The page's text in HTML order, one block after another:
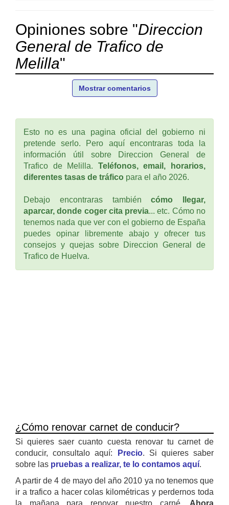
Opiniones sobre "Direccion
General de Trafico de
Melilla"
Mostrar comentarios
Esto no es una pagina oficial del gobierno ni
pretende serlo. Pero aquí encontraras toda la
información útil sobre Direccion General de
Trafico de Melilla. Teléfonos, email, horarios,
diferentes tasas de tráfico para el año 2026.
Debajo encontraras tambiéncómo llegar,
aparcar, donde coger cita previa... etc. Cómo no
tenemos nada que ver con el gobierno de España
puedes opinar libremente abajo y ofrecer tus
consejos y quejas sobre Direccion General de
Trafico de Huelva.
¿Cómo renovar carnet de conducir?
Si quieres saer cuanto cuesta renovar tu carnet de
conducir, consultalo aquí:
Precio. Si quieres saber
sobre las pruebas a realizar, te lo contamos aquí.
A partir de 4 de mayo del año 2010 ya no tenemos que
ir a trafico a hacer colas kilométricas y perdernos toda